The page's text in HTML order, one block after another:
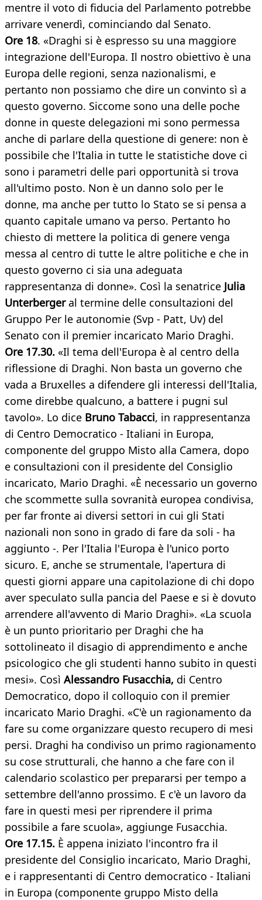
mentre il voto di fiducia del Parlamento potrebbe
arrivare venerdì, cominciando dal Senato.
Ore 18. «Draghi si è espresso su una maggiore
integrazione dell'Europa. Il nostro obiettivo è una
Europa delle regioni, senza nazionalismi, e
pertanto non possiamo che dire un convinto sì a
questo governo. Siccome sono una delle poche
donne in queste delegazioni mi sono permessa
anche di parlare della questione di genere: non è
possibile che l'Italia in tutte le statistiche dove ci
sono i parametri delle pari opportunità si trova
all'ultimo posto. Non è un danno solo per le
donne, ma anche per tutto lo Stato se si pensa a
quanto capitale umano va perso. Pertanto ho
chiesto di mettere la politica di genere venga
messa al centro di tutte le altre politiche e che in
questo governo ci sia una adeguata
rappresentanza di donne». Così la senatrice Julia
Unterbergeral termine delle consultazioni del
Gruppo Per le autonomie (Svp - Patt, Uv) del
Senato con il premier incaricato Mario Draghi.
Ore 17.30. «Il tema dell'Europa è al centro della
riflessione di Draghi. Non basta un governo che
vada a Bruxelles a difendere gli interessi dell'Italia,
come direbbe qualcuno, a battere i pugni sul
tavolo». Lo dice Bruno Tabacci, in rappresentanza
di Centro Democratico - Italiani in Europa,
componente del gruppo Misto alla Camera, dopo
e consultazioni con il presidente del Consiglio
incaricato, Mario Draghi. «È necessario un governo
che scommette sulla sovranità europea condivisa,
per far fronte ai diversi settori in cui gli Stati
nazionali non sono in grado di fare da soli - ha
aggiunto -. Per l'Italia l'Europa è l'unico porto
sicuro. E, anche se strumentale, l'apertura di
questi giorni appare una capitolazione di chi dopo
aver speculato sulla pancia del Paese e si è dovuto
arrendere all'avvento di Mario Draghi». «La scuola
è un punto prioritario per Draghi che ha
sottolineato il disagio di apprendimento e anche
psicologico che gli studenti hanno subito in questi
mesi». Così Alessandro Fusacchia, di Centro
Democratico, dopo il colloquio con il premier
incaricato Mario Draghi. «C'è un ragionamento da
fare su come organizzare questo recupero di mesi
persi. Draghi ha condiviso un primo ragionamento
su cose strutturali, che hanno a che fare con il
calendario scolastico per prepararsi per tempo a
settembre dell'anno prossimo. E c'è un lavoro da
fare in questi mesi per riprendere il prima
possibile a fare scuola», aggiunge Fusacchia.
Ore 17.15. È appena iniziato l'incontro fra il
presidente del Consiglio incaricato, Mario Draghi,
e i rappresentanti di Centro democratico - Italiani
in Europa (componente gruppo Misto della